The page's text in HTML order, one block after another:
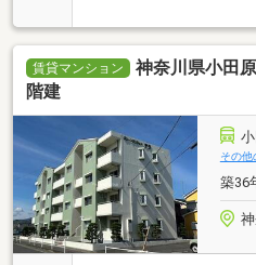
賃貸マンション
神奈川県小田
階建
その他
築36